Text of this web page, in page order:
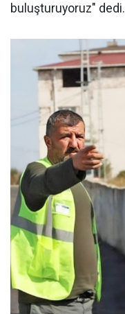
buluşturuyoruz" dedi.